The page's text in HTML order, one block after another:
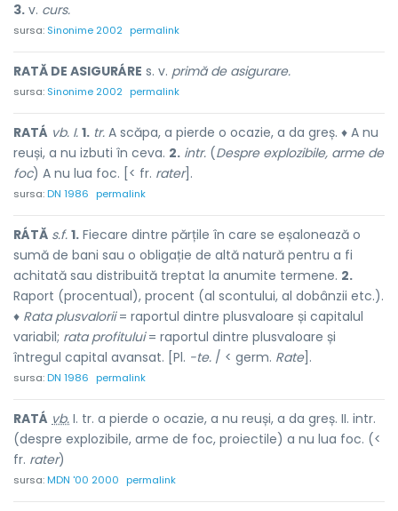
3. v. curs.
sursa: Sinonime 2002 permalink
RATĂ DE ASIGURÁRE s. v. primă de asigurare.
sursa: Sinonime 2002 permalink
RATÁ vb. I. 1. tr. A scăpa, a pierde o ocazie, a da greș. ♦ A nu
reuși, a nu izbuti în ceva. 2. intr. (Despre explozibile, arme de
foc) A nu lua foc. [< fr. rater].
sursa:DN 1986 permalink
RÁTĂ s.f. 1. Fiecare dintre părțile în care se eșalonează o
sumă de bani sau o obligație de altă natură pentru a fi
achitată sau distribuită treptat la anumite termene. 2.
Raport (procentual), procent (al scontului, al dobânzii etc.).
♦ Rata plusvalorii= raportul dintre plusvaloare și capitalul
variabil; rata profitului= raportul dintre plusvaloare și
întregul capital avansat. [Pl. -te. / < germ. Rate].
sursa:DN 1986 permalink
RATÁ vb. I. tr. a pierde o ocazie, a nu reuși, a da greș. II. intr.
(despre explozibile, arme de foc, proiectile) a nu lua foc. (<
fr. rater)
sursa:MDN '00 2000 permalink